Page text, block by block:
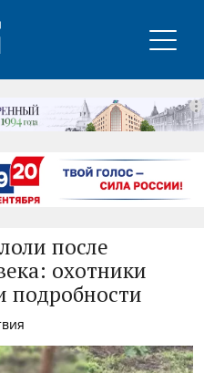
после
охотники
подробности